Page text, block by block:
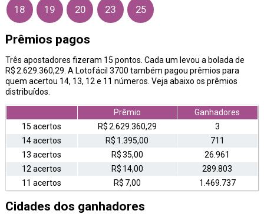
18 19 20 23 25
Prêmios pagos
Três apostadores fizeram 15 pontos. Cada um levou a bolada de
R$ 2.629.360,29. A Lotofácil 3700 também pagou prêmios para
quem acertou 14, 13, 12 e 11 números. Veja abaixo os prêmios
distribuídos.
Prêmio
Ganhadores
15 acertos
R$ 2.629.360,29
3
14 acertos
R$ 1.395,00
711
13 acertos
R$ 35,00
26.961
12 acertos
R$ 14,00
289.803
11 acertos
R$ 7,00 1.469.737
Cidades dos ganhadores